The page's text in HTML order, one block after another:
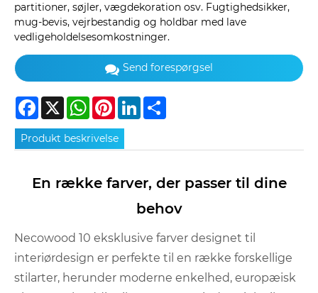
partitioner, søjler, vægdekoration osv. Fugtighedsikker,
mug-bevis, vejrbestandig og holdbar med lave
vedligeholdelsesomkostninger.
Send forespørgsel
Facebook
X WhatsAppPinterestLinkedIn
Produkt beskrivelse
En række farver, der passer til dine
behov
Necowood 10 eksklusive farver designet til
interiørdesign er perfekte til en række forskellige
stilarter, herunder moderne enkelhed, europæisk